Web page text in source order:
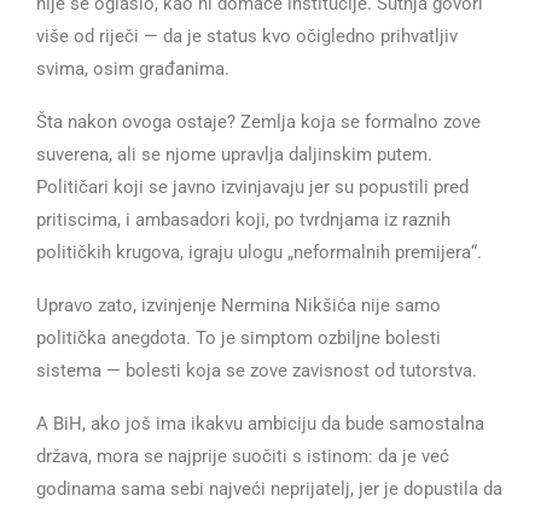
više od riječi — da je status kvo očigledno prihvatljiv
svima, osim građanima.
Šta nakon ovoga ostaje? Zemlja koja se formalno zove
suverena, ali se njome upravlja daljinskim putem.
Političari koji se javno izvinjavaju jer su popustili pred
pritiscima, i ambasadori koji, po tvrdnjama iz raznih
političkih krugova, igraju ulogu „neformalnih premijera“.
Upravo zato, izvinjenje Nermina Nikšića nije samo
politička anegdota. To je simptom ozbiljne bolesti
sistema — bolesti koja se zove zavisnost od tutorstva.
A BiH, ako još ima ikakvu ambiciju da bude samostalna
država, mora se najprije suočiti s istinom: da je već
godinama sama sebi najveći neprijatelj, jer je dopustila da